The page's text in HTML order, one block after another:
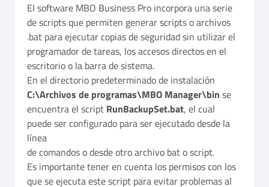
El software MBO Business Pro incorpora una serie
de scripts que permiten generar scripts o archivos
.bat para ejecutar copias de seguridad sin utilizar el
programador de tareas, los accesos directos en el
escritorio o la barra de sistema.
En el directorio predeterminado de instalación
C:\Archivos de programas\MBO Manager\bin se
encuentra el script RunBackupSet.bat, el cual
puede ser configurado para ser ejecutado desde la
línea
de comandos o desde otro archivo bat o script.
Es importante tener en cuenta los permisos con los
que se ejecuta este script para evitar problemas al